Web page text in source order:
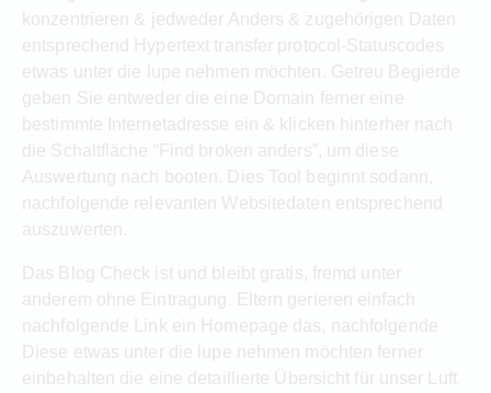
konzentrieren & jedweder Anders & zugehörigen Daten
entsprechend Hypertext transfer protocol-Statuscodes
etwas unter die lupe nehmen möchten. Getreu Begierde
geben Sie entweder die eine Domain ferner eine
bestimmte Internetadresse ein & klicken hinterher nach
die Schaltfläche “Find broken anders”, um diese
Auswertung nach booten. Dies Tool beginnt sodann,
nachfolgende relevanten Websitedaten entsprechend
auszuwerten.
Das Blog Check ist und bleibt gratis, fremd unter
anderem ohne Eintragung. Eltern gerieren einfach
nachfolgende Link ein Homepage das, nachfolgende
Diese etwas unter die lupe nehmen möchten ferner
einbehalten die eine detaillierte Übersicht für unser Luft